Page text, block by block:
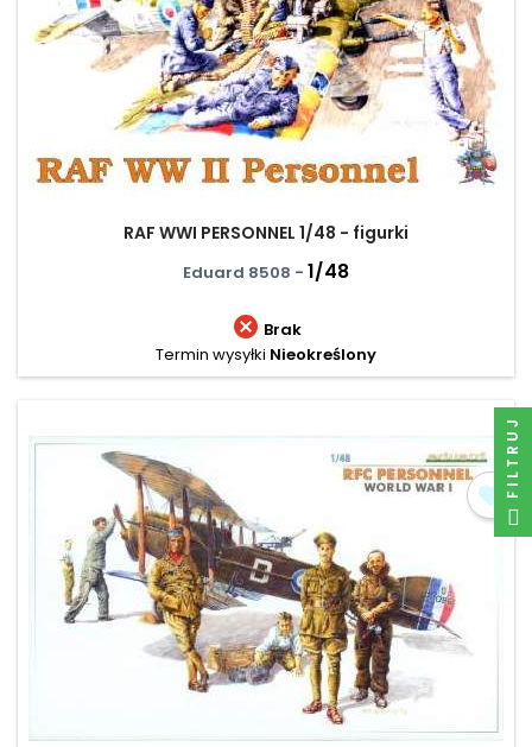
RAF WWI PERSONNEL 1/48 - figurki
Eduard 8508 - 1/48
 Brak
Termin wysyłki Nieokreślony
FILTRUJ